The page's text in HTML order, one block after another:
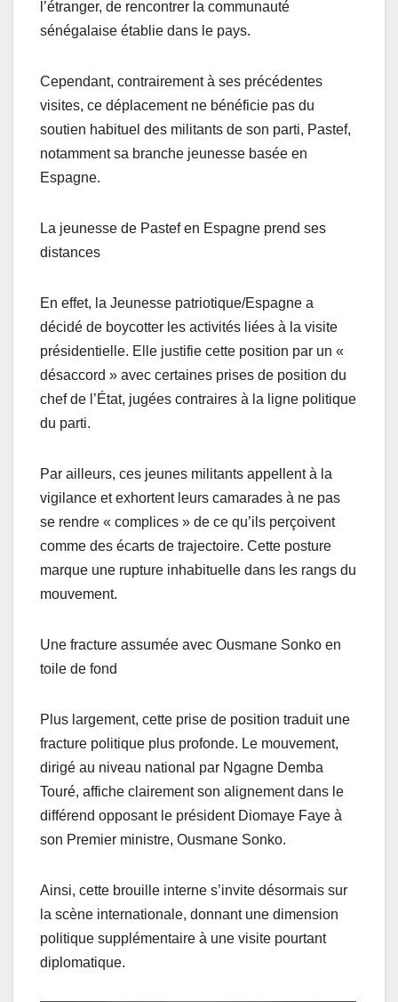
l’étranger, de rencontrer la communauté
sénégalaise établie dans le pays.
Cependant, contrairement à ses précédentes
visites, ce déplacement ne bénéficie pas du
soutien habituel des militants de son parti, Pastef,
notamment sa branche jeunesse basée en
Espagne.
La jeunesse de Pastef en Espagne prend ses
distances
En effet, la Jeunesse patriotique/Espagne a
décidé de boycotter les activités liées à la visite
présidentielle. Elle justifie cette position par un «
désaccord » avec certaines prises de position du
chef de l’État, jugées contraires à la ligne politique
du parti.
Par ailleurs, ces jeunes militants appellent à la
vigilance et exhortent leurs camarades à ne pas
se rendre « complices » de ce qu’ils perçoivent
comme des écarts de trajectoire. Cette posture
marque une rupture inhabituelle dans les rangs du
mouvement.
Une fracture assumée avec Ousmane Sonko en
toile de fond
Plus largement, cette prise de position traduit une
fracture politique plus profonde. Le mouvement,
dirigé au niveau national par Ngagne Demba
Touré, affiche clairement son alignement dans le
différend opposant le président Diomaye Faye à
son Premier ministre, Ousmane Sonko.
Ainsi, cette brouille interne s’invite désormais sur
la scène internationale, donnant une dimension
politique supplémentaire à une visite pourtant
diplomatique.